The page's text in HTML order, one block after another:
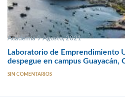
Academia 9 Agosto, 2021
Laboratorio de Emprendimiento
despegue en campus Guayacán,
SIN COMENTARIOS